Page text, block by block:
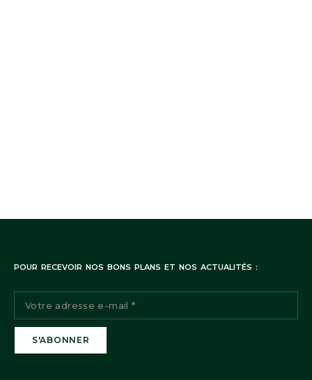
POUR RECEVOIR NOS BONS PLANS ET NOS ACTUALITÉS :